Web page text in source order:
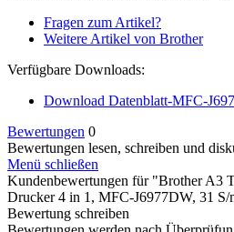
Fragen zum Artikel?
Weitere Artikel von Brother
Verfügbare Downloads:
Download Datenblatt-MFC-
Bewertungen 0
Bewertungen lesen, schreiben und
Menü schließen
Kundenbewertungen für "Brother A3
Drucker 4 in 1, MFC-J6977DW, 31
Bewertung schreiben